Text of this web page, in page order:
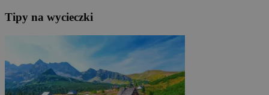
Tipy na wycieczki